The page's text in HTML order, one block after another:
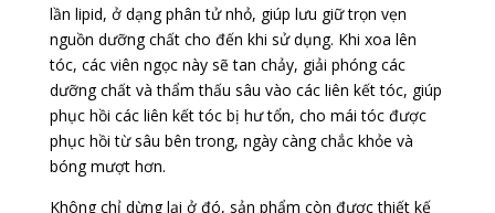
lần lipid, ở dạng phân tử nhỏ, giúp lưu giữ trọn vẹn
nguồn dưỡng chất cho đến khi sử dụng. Khi xoa lên
tóc, các viên ngọc này sẽ tan chảy, giải phóng các
dưỡng chất và thẩm thấu sâu vào các liên kết tóc, giúp
phục hồi các liên kết tóc bị hư tổn, cho mái tóc được
phục hồi từ sâu bên trong, ngày càng chắc khỏe và
bóng mượt hơn.
Không chỉ dừng lại ở đó, sản phẩm còn được thiết kế